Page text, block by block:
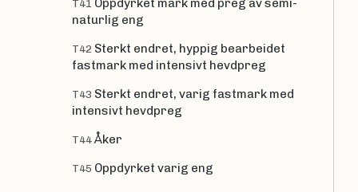
T41 Oppdyrket mark med preg av semi-
naturlig eng
T42 Sterkt endret, hyppig bearbeidet
fastmark med intensivt hevdpreg
T43 Sterkt endret, varig fastmark med
intensivt hevdpreg
T44Åker
T45 Oppdyrket varig eng